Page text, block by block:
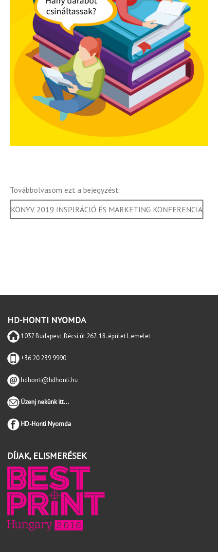
Továbbolvasom ezt a bejegyzést:
KÖNYV 2019 INSPIRÁCIÓ ÉS MARKETING KONFERENCIA
HD-HONTI NYOMDA
1037 Budapest, Bécsi út 267. 18. épület I. emelet
+36 20 239 9990
hdhonti@hdhonti.hu
Üzenj nekünk itt...
HD-Honti Nyomda
DÍJAK, ELISMERÉSEK